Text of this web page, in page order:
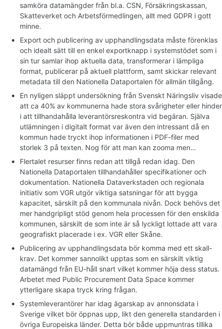
samköra datamängder från bl.a. CSN, Försäkringskassan,
Skatteverket och Arbetsförmedlingen, allt med GDPR i gott
minne.
Export och publicering av upphandlingsdata måste förenklas
och idealt sätt till en enkel exportknapp i systemstödet som i
sin tur samlar ihop aktuella data, transformerar i lämpliga
format, publicerar på aktuell plattform, samt skickar relevant
metadata till den Nationella Dataportalen för allmän tillgång.
En nyligen släppt undersökning från Svenskt Näringsliv visade
att ca 40% av kommunerna hade stora svårigheter eller hinder
i att tillhandahålla leverantörsreskontra vid begäran. Själva
utlämningen i digitalt format var även den intressant då en
kommun hade tryckt ihop informationen i PDF-filer med
storlek 3 på texten. Nog för att man kan zooma men…
Flertalet resurser finns redan att tillgå redan idag. Den
Nationella Dataportalen tillhandahåller specifikationer och
dokumentation. Nationella Dataverkstaden och regionala
initiativ som VGR utgör viktiga satsningar för att bygga
kapacitet, särskilt på den kommunala nivån. Dock behövs det
mer handgripligt stöd genom hela processen för den enskilda
kommunen, särskilt de som inte är så lyckligt lottade att vara
geografiskt placerade i ex. VGR eller Skåne.
Publicering av upphandlingsdata bör komma med ett skall-
krav. Det kommer sannolikt upptas som en särskilt viktig
datamängd från EU-håll snart vilket kommer höja dess status.
Arbetet med Public Procurement Data Space kommer
ytterligare skapa tryck kring frågan.
Systemleverantörer har idag ägarskap av annonsdata i
Sverige vilket bör öppnas upp, likt den generella standarden i
övriga Europeiska länder. Detta bör både uppmuntras tillika